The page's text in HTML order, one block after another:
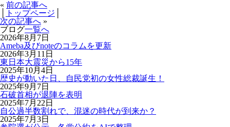
« 前の記事へ
トップページ
次の記事へ »
ブログ一覧へ
2026年8月7日
Ameba及びnoteのコラムを更新
2026年3月11日
東日本大震災から15年
2025年10月4日
歴史が動いた日、自民党初の女性総裁誕生！
2025年9月7日
石破首相が退陣を表明
2025年7月22日
自公過半数割れで、混迷の時代が到来か？
2025年7月3日